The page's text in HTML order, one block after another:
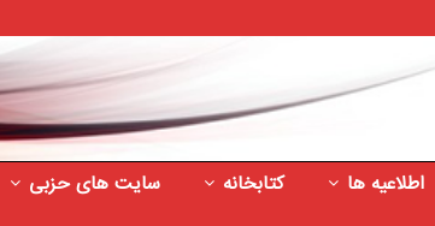
اطلاعیه ها کتابخانه سایت های حزبی